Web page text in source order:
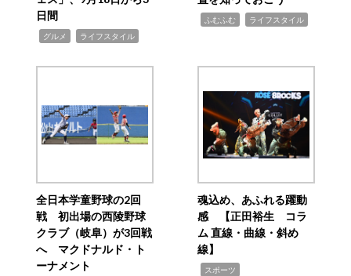
日間
グルメ ライフスタイル
ふむふむ ライフスタイル
全日本学童野球の2回
戦 初出場の西陵野球
クラブ（岐阜）が3回戦
へ マクドナルド・ト
ーナメント
魂込め、あふれる躍動
感 【正田裕生 コラ
ム 直線・曲線・斜め
線】
スポーツ